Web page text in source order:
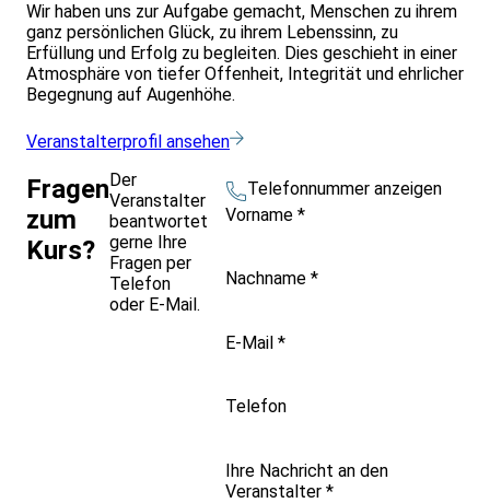
Wir haben uns zur Aufgabe gemacht, Menschen zu ihrem
ganz persönlichen Glück, zu ihrem Lebenssinn, zu
Erfüllung und Erfolg zu begleiten. Dies geschieht in einer
Atmosphäre von tiefer Offenheit, Integrität und ehrlicher
Begegnung auf Augenhöhe.
Veranstalterprofil ansehen
Fragen
zum
Kurs?
Der
Veranstalter
beantwortet
gerne Ihre
Fragen per
Telefon
oder E-Mail.
Telefonnummer anzeigen
Vorname *
Nachname *
E-Mail *
Telefon
Ihre Nachricht an den
Veranstalter *